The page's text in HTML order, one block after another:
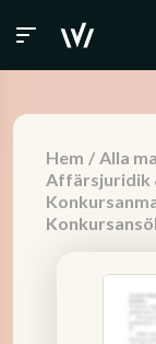
Hem / Alla
Affärsjuridik